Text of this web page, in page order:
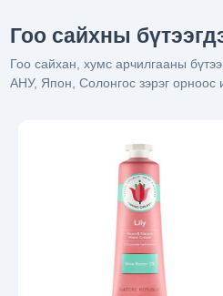
Гоо сайхны
Гоо сайхан, хумс арчилгааны
АНУ, Япон, Солонгос зэрэг орноос